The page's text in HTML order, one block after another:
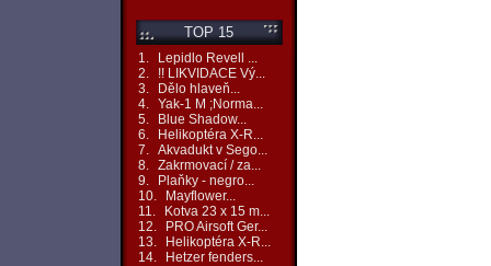
TOP 15
1.
Lepidlo Revell ...
2.
!! LIKVIDACE Vý...
3.
Dělo hlaveň...
4. Yak-1 M ;Norma...
5.
Blue Shadow...
6.
Helikoptéra X-R...
7. Akvadukt v Sego...
8. Zakrmovací / za...
9.
Plaňky - negro...
10.
Mayflower...
11.
Kotva 23 x 15 m...
12.
PRO Airsoft Ger...
13.
Helikoptéra X-R...
14.
Hetzer fenders...